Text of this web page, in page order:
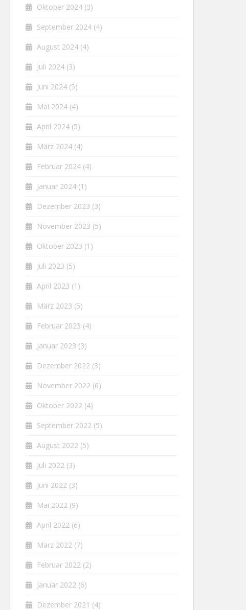
Oktober 2024 (3)
September 2024 (4)
August 2024 (4)
Juli 2024 (3)
Juni 2024 (5)
Mai 2024 (4)
April 2024 (5)
März 2024 (4)
Februar 2024 (4)
Januar 2024 (1)
Dezember 2023 (3)
November 2023 (5)
Oktober 2023 (1)
Juli 2023 (5)
April 2023 (1)
März 2023 (5)
Februar 2023 (4)
Januar 2023 (3)
Dezember 2022 (3)
November 2022 (6)
Oktober 2022 (4)
September 2022 (5)
August 2022 (5)
Juli 2022 (3)
Juni 2022 (3)
Mai 2022 (9)
April 2022 (6)
März 2022 (7)
Februar 2022 (2)
Januar 2022 (6)
Dezember 2021 (4)